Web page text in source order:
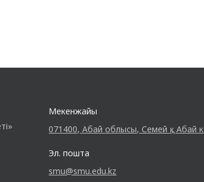
Мекенжайы
071400, Абай облысы, Семей қ., Абай
Эл. пошта
smu@smu.edu.kz